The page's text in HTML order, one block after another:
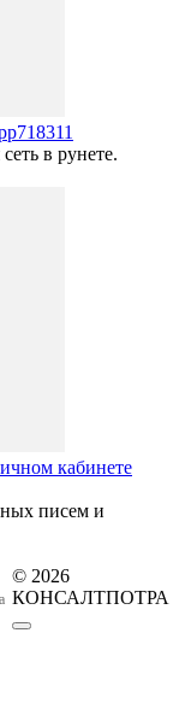
в рунете.
кабинете
писем и
© 2026
КОНСАЛТПОТРА